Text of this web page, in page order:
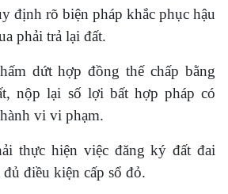
định rõ biện pháp khắc phục hậu
phải trả lại đất.
dứt hợp đồng thế chấp bằng
nộp lại số lợi bất hợp pháp có
vi vi phạm.
thực hiện việc đăng ký đất đai
điều kiện cấp sổ đỏ.